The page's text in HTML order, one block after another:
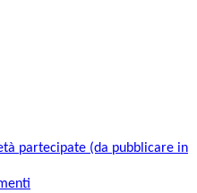
partecipate (da pubblicare in